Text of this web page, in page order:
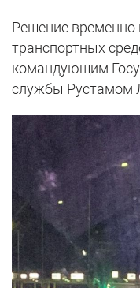
Решение временно
транспортных
командующим
службы Рустамом